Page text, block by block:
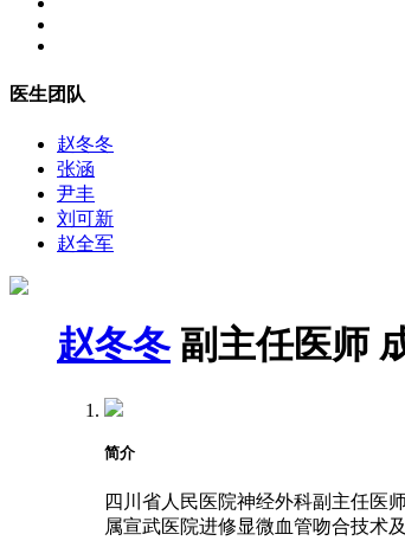
医生团队
赵冬冬
张涵
尹丰
刘可新
赵全军
赵冬冬 副主任医师
简介
四川省人民医院神经外科副主任医
属宣武医院进修显微血管吻合技术